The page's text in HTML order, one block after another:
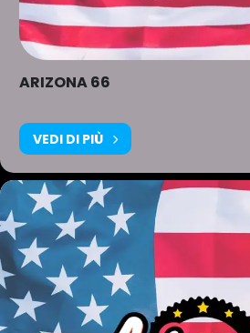
ARIZONA 66
VEDI DI PIÙ